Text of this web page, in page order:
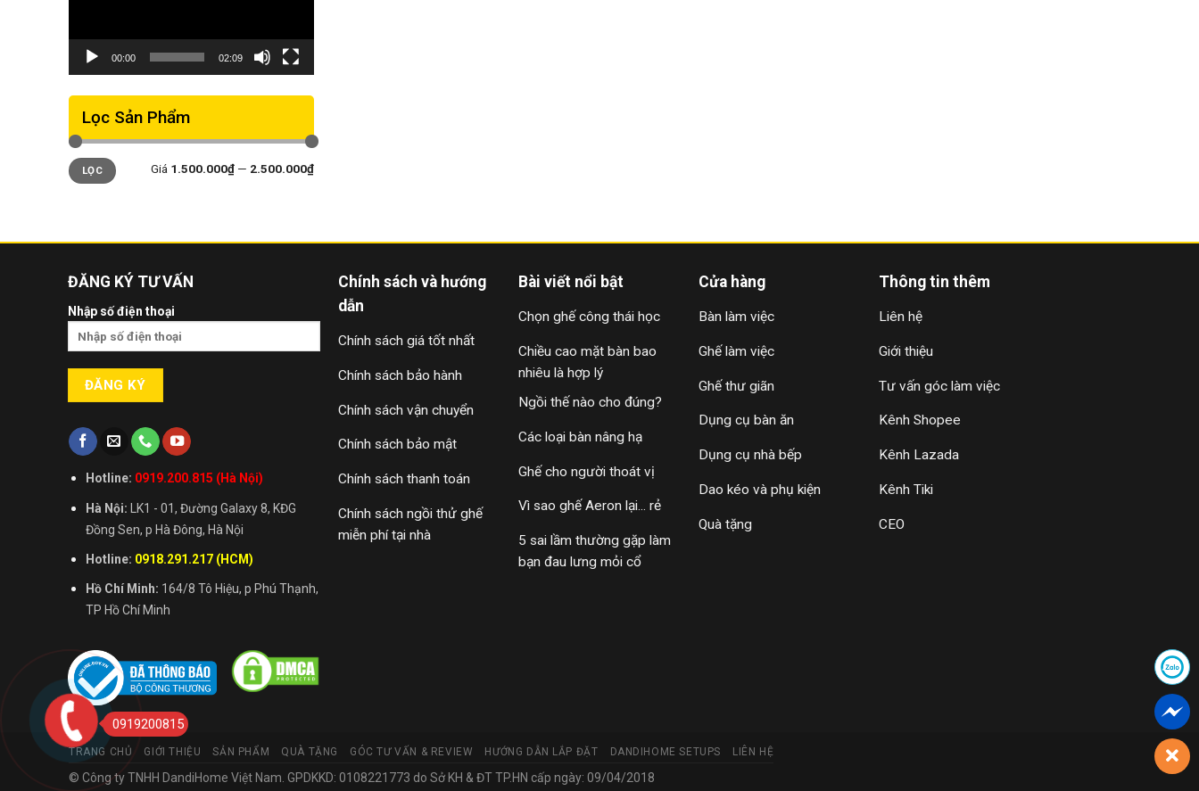
00:00 02:09
Lọc Sản Phẩm
Giá
thấp
nhất
Giá
cao
nhất
LỌC Giá 1.500.000₫ — 2.500.000₫
ĐĂNG KÝ TƯ VẤN
Nhập số điện thoại
Hotline: 0919.200.815 (Hà Nội)
Hà Nội: LK1 - 01, Đường Galaxy 8, KĐG
Đồng Sen, p Hà Đông, Hà Nội
Hotline: 0918.291.217 (HCM)
Hồ Chí Minh: 164/8 Tô Hiệu, p Phú Thạnh,
TP Hồ Chí Minh
Chính sách và hướng
dẫn
Chính sách giá tốt nhất
Chính sách bảo hành
Chính sách vận chuyển
Chính sách bảo mật
Chính sách thanh toán
Chính sách ngồi thử ghế
miễn phí tại nhà
Bài viết nổi bật
Chọn ghế công thái học
Chiều cao mặt bàn bao
nhiêu là hợp lý
Ngồi thế nào cho đúng?
Các loại bàn nâng hạ
Ghế cho người thoát vị
Vì sao ghế Aeron lại... rẻ
5 sai lầm thường gặp làm
bạn đau lưng mỏi cổ
Cửa hàng
Bàn làm việc
Ghế làm việc
Ghế thư giãn
Dụng cụ bàn ăn
Dụng cụ nhà bếp
Dao kéo và phụ kiện
Quà tặng
Thông tin thêm
Liên hệ
Giới thiệu
Tư vấn góc làm việc
Kênh Shopee
Kênh Lazada
Kênh Tiki
CEO
TRANG CHỦ GIỚI THIỆU SẢN PHẨM QUÀ TẶNG GÓC TƯ VẤN & REVIEW HƯỚNG DẪN LẮP ĐẶT DANDIHOME SETUPS LIÊN HỆ
© Công ty TNHH DandiHome Việt Nam. GPDKKD: 0108221773 do Sở KH & ĐT TP.HN cấp ngày: 09/04/2018
0919200815